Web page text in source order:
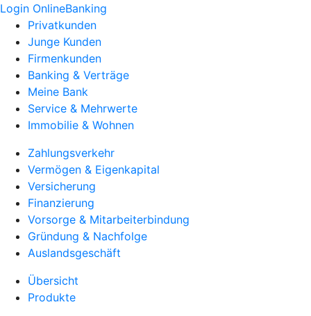
Login OnlineBanking
Privatkunden
Junge Kunden
Firmenkunden
Banking & Verträge
Meine Bank
Service & Mehrwerte
Immobilie & Wohnen
Zahlungsverkehr
Vermögen & Eigenkapital
Versicherung
Finanzierung
Vorsorge & Mitarbeiterbindung
Gründung & Nachfolge
Auslandsgeschäft
Übersicht
Produkte